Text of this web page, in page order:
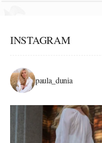
INSTAGRAM
paula_dunia